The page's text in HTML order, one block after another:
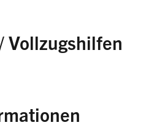
Vollzugshilfen
Bauzonen